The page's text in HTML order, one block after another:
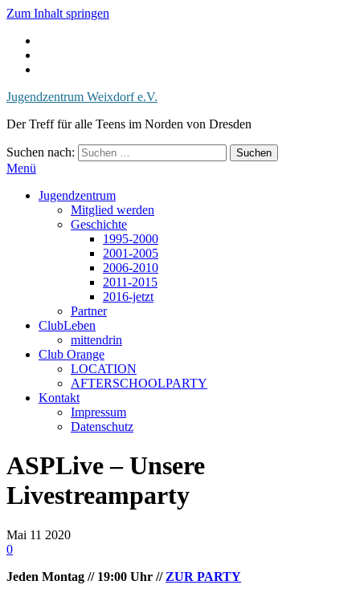
Zum Inhalt springen
Jugendzentrum Weixdorf e.V.
Der Treff für alle Teens im Norden von Dresden
Suchen nach:
Menü
Jugendzentrum
Mitglied werden
Geschichte
1995-2000
2001-2005
2006-2010
2011-2015
2016-jetzt
Partner
ClubLeben
mittendrin
Club Orange
LOCATION
AFTERSCHOOLPARTY
Kontakt
Impressum
Datenschutz
ASPLive – Unsere
Livestreamparty
Mai 11 2020
0
Jeden Montag // 19:00 Uhr // ZUR PARTY